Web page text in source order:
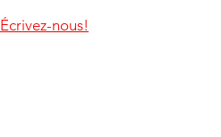
Écrivez-nous!